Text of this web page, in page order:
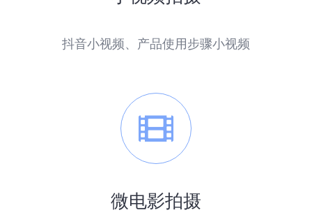
抖音小视频、产品使用步骤小视频
微电影拍摄